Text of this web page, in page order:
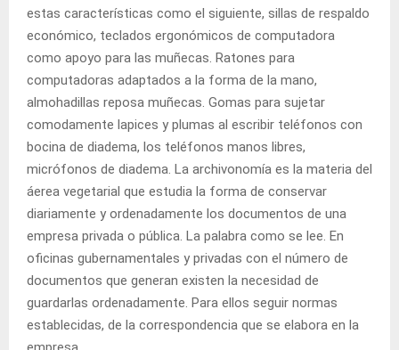
estas características como el siguiente, sillas de respaldo
económico, teclados ergonómicos de computadora
como apoyo para las muñecas. Ratones para
computadoras adaptados a la forma de la mano,
almohadillas reposa muñecas. Gomas para sujetar
comodamente lapices y plumas al escribir teléfonos con
bocina de diadema, los teléfonos manos libres,
micrófonos de diadema. La archivonomía es la materia del
áerea vegetarial que estudia la forma de conservar
diariamente y ordenadamente los documentos de una
empresa privada o pública. La palabra como se lee. En
oficinas gubernamentales y privadas con el número de
documentos que generan existen la necesidad de
guardarlas ordenadamente. Para ellos seguir normas
establecidas, de la correspondencia que se elabora en la